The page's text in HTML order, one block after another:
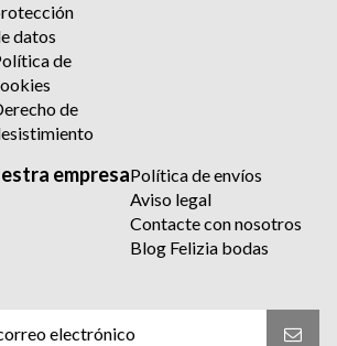
datos
de
de
empresaPolítica de envíos
Aviso legal
Contacte con nosotros
Blog Felizia bodas